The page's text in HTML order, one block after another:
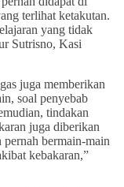
terlihat ketakutan.
yang tidak
Sutrisno, Kasi
juga memberikan
soal penyebab
tindakan
juga diberikan
bermain-main
kebakaran,”